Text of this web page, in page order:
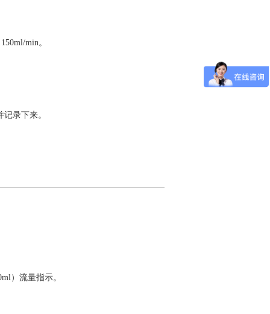
min。
录下来。
）流量指示。